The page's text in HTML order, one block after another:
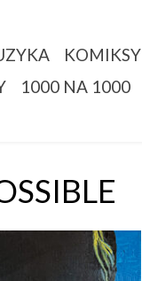
KOMIKSY
1000 NA 1000